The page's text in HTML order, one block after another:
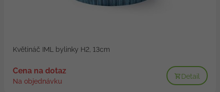
Květináč IML bylinky H2, 13cm
Cena na dotaz
Na objednávku
Detail